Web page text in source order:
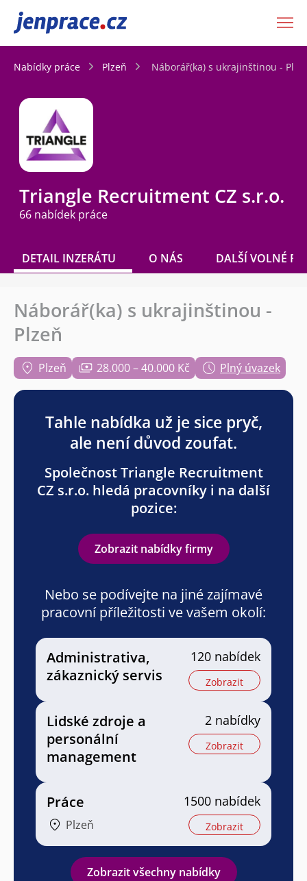
JenPráce.cz
Nabídky práce Plzeň Náborář(ka) s ukrajinštinou -
Triangle Recruitment CZ s.r.o.
66 nabídek práce
DETAIL INZERÁTU O NÁS DALŠÍ VOLNÉ
Náborář(ka) s ukrajinštinou -
Plzeň
Plzeň 28.000 – 40.000 Kč Plný úvazek
Tahle nabídka už je sice pryč,
ale není důvod zoufat.
Společnost Triangle Recruitment
CZ s.r.o. hledá pracovníky i na další
pozice:
Zobrazit nabídky firmy
Nebo se podívejte na jiné zajímavé
pracovní příležitosti ve vašem okolí:
Administrativa,
zákaznický servis
120 nabídek
Zobrazit
Lidské zdroje a
personální
management
2 nabídky
Zobrazit
Práce
Plzeň
1500 nabídek
Zobrazit
Zobrazit všechny nabídky